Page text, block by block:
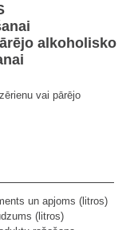
alkoholisko
vai pārējo
un apjoms (litros)
(litros)